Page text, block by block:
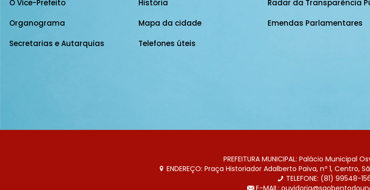
O Vice-Prefeito
Organograma
Secretarias e Autarquias
História
Mapa da cidade
Telefones úteis
Radar da Transparência
Emendas Parlamentares
PREFEITURA MUNICIPAL: Palácio Municipal
ENDEREÇO: Praça Historiador Adalberto Paiva, nº 1, Centro,
TELEFONE: (81) 99548-